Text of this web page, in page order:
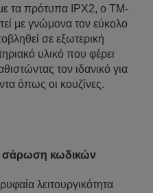
τα πρότυπα IPX2, ο TM-
με γνώμονα τον εύκολο
σε εξωτερική
υλικό που φέρει
τον ιδανικό για
όπως οι κουζίνες.
σάρωση κωδικών
λειτουργικότητα